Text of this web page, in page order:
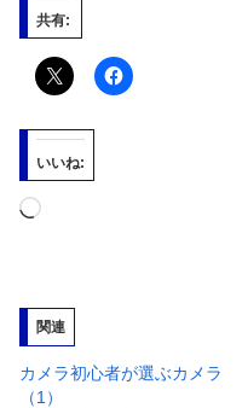
共有:
いいね:
読
み
中…
関連
カメラ初心者が選ぶカメラ
（1）